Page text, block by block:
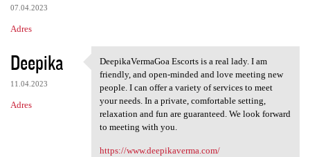
07.04.2023
Adres
Deepika
11.04.2023
Adres
DeepikaVermaGoa Escorts is a
DeepikaVermaGoa Escorts is a real lady. I am
friendly, and open-minded and love meeting new
people. I can offer a variety of services to meet
your needs. In a private, comfortable setting,
relaxation and fun are guaranteed. We look forward
to meeting with you.
https://www.deepikaverma.com/